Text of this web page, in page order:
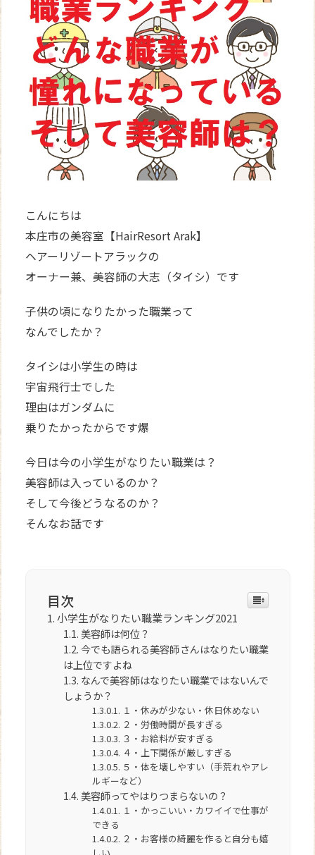
こんにちは
本庄市の美容室【HairResort Arak】
ヘアーリゾートアラックの
オーナー兼、美容師の大志（タイシ）です
子供の頃になりたかった職業って
なんでしたか？
タイシは小学生の時は
宇宙飛行士でした
理由はガンダムに
乗りたかったからです爆
今日は今の小学生がなりたい職業は？
美容師は入っているのか？
そして今後どうなるのか？
そんなお話です
目次
小学生がなりたい職業ランキング2021
美容師は何位？
今でも語られる美容師さんはなりたい職業
は上位ですよね
なんで美容師はなりたい職業ではないんで
しょうか？
１・休みが少ない・休日休めない
２・労働時間が長すぎる
３・お給料が安すぎる
４・上下関係が厳しすぎる
５・体を壊しやすい（手荒れやアレ
ルギーなど）
美容師ってやはりつまらないの？
１・かっこいい・カワイイで仕事が
できる
２・お客様の綺麗を作ると自分も嬉